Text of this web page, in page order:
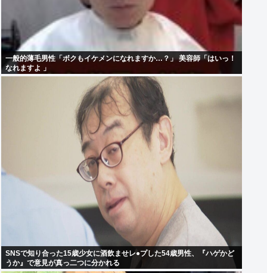
一般的薄毛男性「ボクもイケメンになれますか…？」 美容師「はいっ！
なれますよ 」
SNSで知り合った15歳少女に酒飲ませレ●プした54歳男性、『ハゲかど
うか』で意見が真っ二つに分かれる